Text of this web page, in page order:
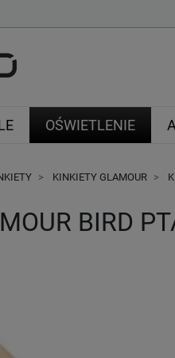
OŚWIETLENIE
KINKIETY GLAMOUR
BIRD